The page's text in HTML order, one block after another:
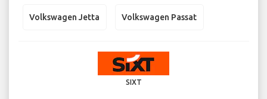
Volkswagen Jetta Volkswagen Passat
SIXT